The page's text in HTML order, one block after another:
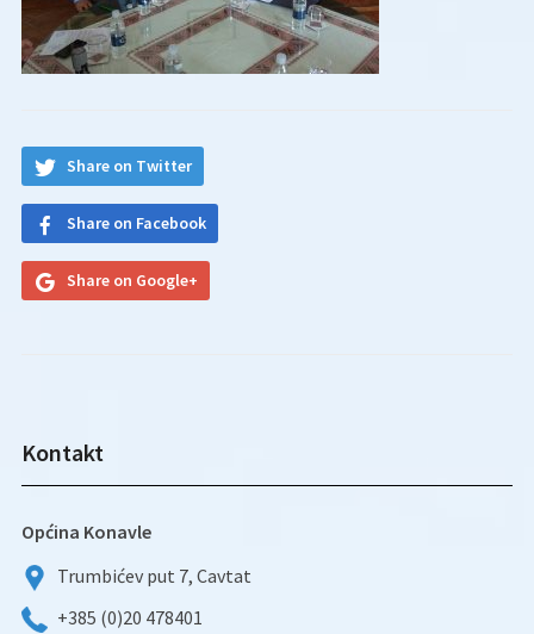
Share on Twitter
Share on Facebook
Share on Google+
Kontakt
Općina Konavle
Trumbićev put 7, Cavtat
+385 (0)20 478401